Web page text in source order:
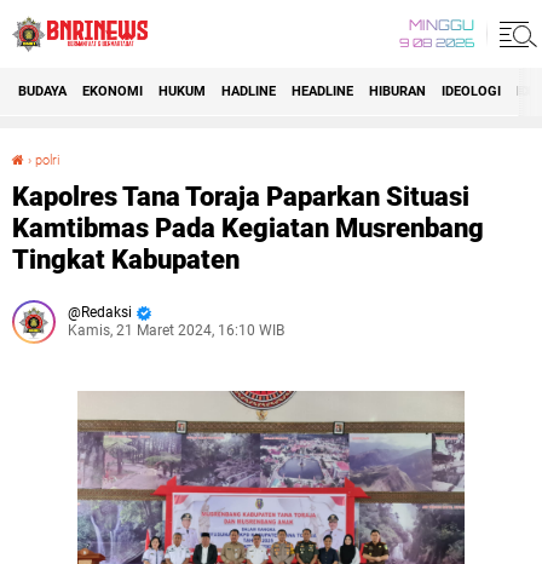
MINGGU
9 08 2026
BUDAYA EKONOMI HUKUM HADLINE HEADLINE HIBURAN IDEOLOGI
› polri
Kapolres Tana Toraja Paparkan Situasi
Kamtibmas Pada Kegiatan Musrenbang
Tingkat Kabupaten
Redaksi
Kamis, 21 Maret 2024, 16:10 WIB